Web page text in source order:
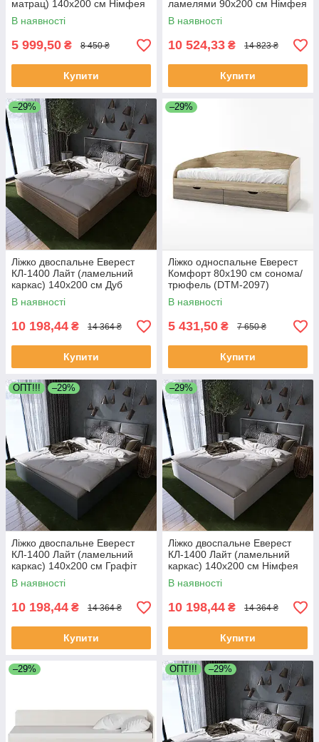
матрац) 140х200 см Німфея
Альба (DTM-4648)
В наявності
5 999,50 ₴ 8 450 ₴
Купити
ламелями 90x200 см Німфея
Альба (LION-041005)
В наявності
10 524,33 ₴ 14 823 ₴
Купити
–29%
Ліжко двоспальне Еверест
КЛ-1400 Лайт (ламельний
каркас) 140х200 см Дуб
сонома (DTM-4651)
В наявності
10 198,44 ₴ 14 364 ₴
Купити
–29%
Ліжко односпальне Еверест
Комфорт 80х190 см сонома/
трюфель (DTM-2097)
В наявності
5 431,50 ₴ 7 650 ₴
Купити
OПТ!!! –29%
Ліжко двоспальне Еверест
КЛ-1400 Лайт (ламельний
каркас) 140х200 см Графіт
(DTM-4900)
В наявності
10 198,44 ₴ 14 364 ₴
Купити
–29%
Ліжко двоспальне Еверест
КЛ-1400 Лайт (ламельний
каркас) 140х200 см Німфея
Альба (DTM-4652)
В наявності
10 198,44 ₴ 14 364 ₴
Купити
–29% OПТ!!! –29%